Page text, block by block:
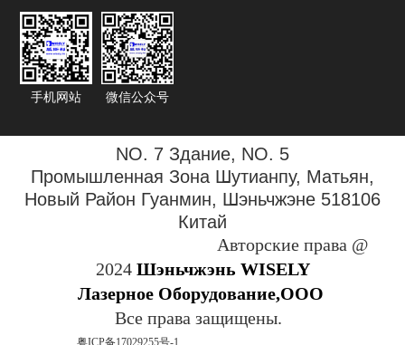
手机网站 微信公众号
NO. 7 Здание, NO. 5
Промышленная Зона Шутианпу, Матьян,
Новый Район Гуанмин, Шэньчжэне 518106
Китай
Авторские права @
2024 Шэньчжэнь WISELY
Лазерное Оборудование,ООО
Все права защищены.
粤ICP备17029255号-1